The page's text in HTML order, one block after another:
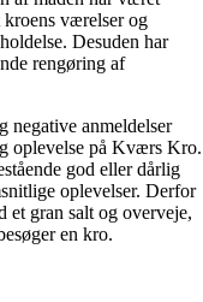
kroens værelser og
Desuden har
rengøring af
negative anmeldelser
oplevelse på Kværs Kro.
god eller dårlig
oplevelser. Derfor
et gran salt og overveje,
en kro.